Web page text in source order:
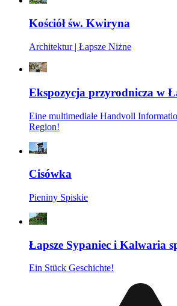
Kościół św. Kwiryna
Architektur | Łapsze Niżne
Ekspozycja przyrodnicza w
Eine multimediale Handvoll
Region!
Cisówka
Pieniny Spiskie
Łapsze Sypaniec i Kalwaria
Ein Stück Geschichte!